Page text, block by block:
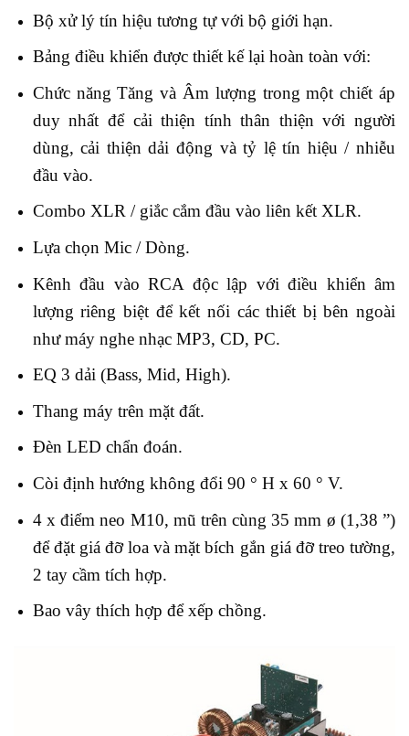
Bộ xử lý tín hiệu tương tự với bộ giới hạn.
Bảng điều khiển được thiết kế lại hoàn toàn với:
Chức năng Tăng và Âm lượng trong một chiết áp
duy nhất để cải thiện tính thân thiện với người
dùng, cải thiện dải động và tỷ lệ tín hiệu / nhiễu
đầu vào.
Combo XLR / giắc cắm đầu vào liên kết XLR.
Lựa chọn Mic / Dòng.
Kênh đầu vào RCA độc lập với điều khiển âm
lượng riêng biệt để kết nối các thiết bị bên ngoài
như máy nghe nhạc MP3, CD, PC.
EQ 3 dải (Bass, Mid, High).
Thang máy trên mặt đất.
Đèn LED chẩn đoán.
Còi định hướng không đổi 90 ° H x 60 ° V.
4 x điểm neo M10, mũ trên cùng 35 mm ø (1,38 ”)
để đặt giá đỡ loa và mặt bích gắn giá đỡ treo tường,
2 tay cầm tích hợp.
Bao vây thích hợp để xếp chồng.